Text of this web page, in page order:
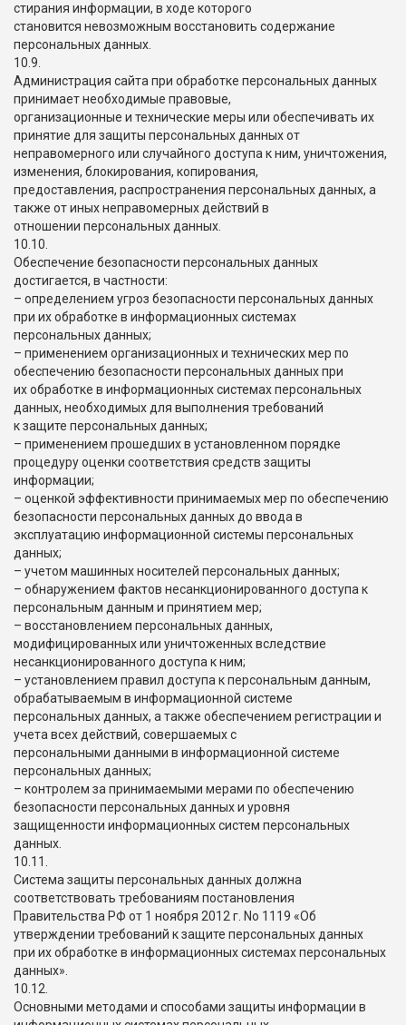
стирания информации, в ходе которого
становится невозможным восстановить содержание
персональных данных.
10.9.
Администрация сайта при обработке персональных данных
принимает необходимые правовые,
организационные и технические меры или обеспечивать их
принятие для защиты персональных данных от
неправомерного или случайного доступа к ним, уничтожения,
изменения, блокирования, копирования,
предоставления, распространения персональных данных, а
также от иных неправомерных действий в
отношении персональных данных.
10.10.
Обеспечение безопасности персональных данных
достигается, в частности:
– определением угроз безопасности персональных данных
при их обработке в информационных системах
персональных данных;
– применением организационных и технических мер по
обеспечению безопасности персональных данных при
их обработке в информационных системах персональных
данных, необходимых для выполнения требований
к защите персональных данных;
– применением прошедших в установленном порядке
процедуру оценки соответствия средств защиты
информации;
– оценкой эффективности принимаемых мер по обеспечению
безопасности персональных данных до ввода в
эксплуатацию информационной системы персональных
данных;
– учетом машинных носителей персональных данных;
– обнаружением фактов несанкционированного доступа к
персональным данным и принятием мер;
– восстановлением персональных данных,
модифицированных или уничтоженных вследствие
несанкционированного доступа к ним;
– установлением правил доступа к персональным данным,
обрабатываемым в информационной системе
персональных данных, а также обеспечением регистрации и
учета всех действий, совершаемых с
персональными данными в информационной системе
персональных данных;
– контролем за принимаемыми мерами по обеспечению
безопасности персональных данных и уровня
защищенности информационных систем персональных
данных.
10.11.
Система защиты персональных данных должна
соответствовать требованиям постановления
Правительства РФ от 1 ноября 2012 г. No 1119 «Об
утверждении требований к защите персональных данных
при их обработке в информационных системах персональных
данных».
10.12.
Основными методами и способами защиты информации в